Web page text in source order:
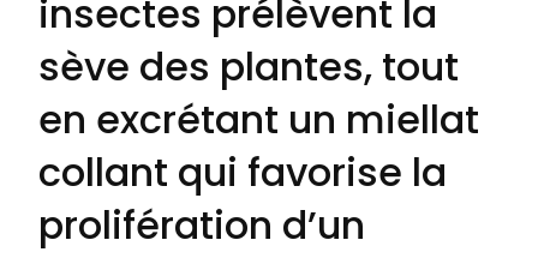
insectes prélèvent la
sève des plantes, tout
en excrétant un miellat
collant qui favorise la
prolifération d’un